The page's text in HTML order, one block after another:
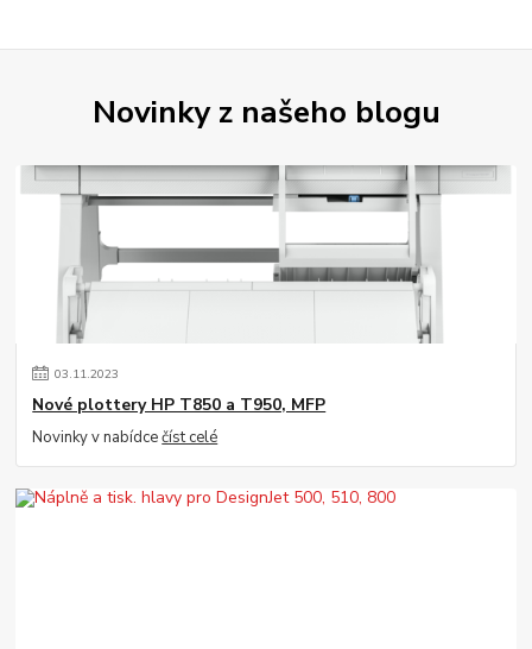
Novinky z našeho blogu
03.11.2023
Nové plottery HP T850 a T950, MFP
Novinky v nabídcečíst celé